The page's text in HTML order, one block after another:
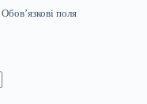
Обов’язкові поля